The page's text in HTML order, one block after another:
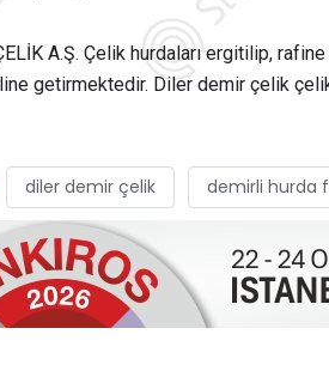
A.Ş. Çelik hurdaları ergitilip,
getirmektedir. Diler demir çelik
diler demir çelik demirli hurda